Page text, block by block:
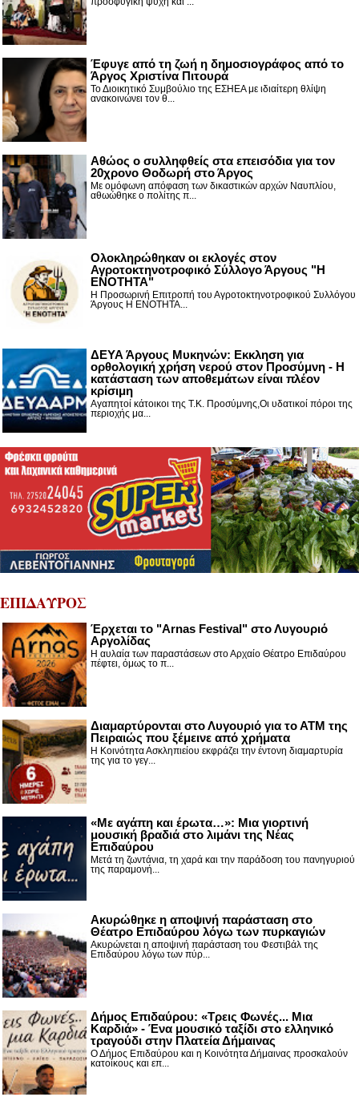
Έφυγε από τη ζωή η δημοσιογράφος από το
Άργος Χριστίνα Πιτουρά
Το Διοικητικό Συμβούλιο της ΕΣΗΕΑ με ιδιαίτερη θλίψη
ανακοινώνει τον θ...
Αθώος ο συλληφθείς στα επεισόδια για τον
20χρονο Θοδωρή στο Άργος
Με ομόφωνη απόφαση των δικαστικών αρχών Ναυπλίου,
αθωώθηκε ο πολίτης π...
Ολοκληρώθηκαν οι εκλογές στον
Αγροτοκτηνοτροφικό Σύλλογο Άργους "Η
ΕΝΟΤΗΤΑ"
Η Προσωρινή Επιτροπή του Αγροτοκτηνοτροφικού Συλλόγου
Άργους Η ΕΝΟΤΗΤΑ...
ΔΕΥΑ Άργους Μυκηνών: Εκκληση για
ορθολογική χρήση νερού στον Προσύμνη - Η
κατάσταση των αποθεμάτων είναι πλέον
κρίσιμη
Αγαπητοί κάτοικοι της Τ.Κ. Προσύμνης,Οι υδατικοί πόροι της
περιοχής μα...
ΕΠΙΔΑΥΡΟΣ
Έρχεται το "Arnas Festival" στο Λυγουριό
Αργολίδας
Η αυλαία των παραστάσεων στο Αρχαίο Θέατρο Επιδαύρου
πέφτει, όμως το π...
Διαμαρτύρονται στο Λυγουριό για το ΑΤΜ της
Πειραιώς που ξέμεινε από χρήματα
Η Κοινότητα Ασκληπιείου εκφράζει την έντονη διαμαρτυρία
της για το γεγ...
«Με αγάπη και έρωτα…»: Μια γιορτινή
μουσική βραδιά στο λιμάνι της Νέας
Επιδαύρου
Μετά τη ζωντάνια, τη χαρά και την παράδοση του πανηγυριού
της παραμονή...
Ακυρώθηκε η αποψινή παράσταση στο
Θέατρο Επιδαύρου λόγω των πυρκαγιών
Ακυρώνεται η αποψινή παράσταση του Φεστιβάλ της
Επιδαύρου λόγω των πύρ...
Δήμος Επιδαύρου: «Τρεις Φωνές... Μια
Καρδιά» - Ένα μουσικό ταξίδι στο ελληνικό
τραγούδι στην Πλατεία Δήμαινας
Ο Δήμος Επιδαύρου και η Κοινότητα Δήμαινας προσκαλούν
κατοίκους και επ...